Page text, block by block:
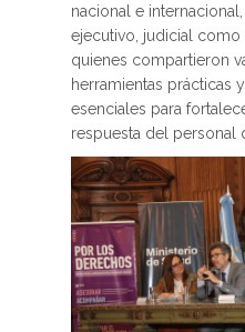
nacional e
ejecutivo, judicial como
quienes compartieron
herramientas prácticas
esenciales para
respuesta del personal